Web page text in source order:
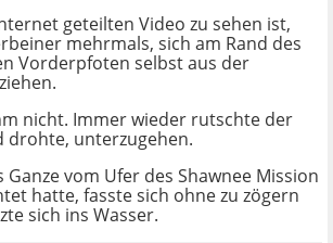
geteilten Video zu sehen ist,
mehrmals, sich am Rand des
Vorderpfoten selbst aus der
nicht. Immer wieder rutschte der
drohte, unterzugehen.
Ganze vom Ufer des Shawnee Mission
hatte, fasste sich ohne zu zögern
sich ins Wasser.